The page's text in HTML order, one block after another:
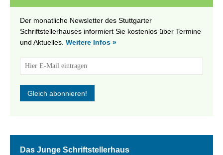
Der monatliche Newsletter des Stuttgarter
Schriftstellerhauses informiert Sie kostenlos über Termine
und Aktuelles. Weitere Infos »
Das Junge Schriftstellerhaus